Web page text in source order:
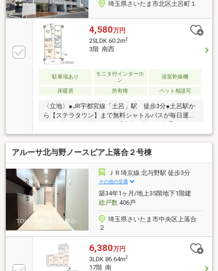
埼玉県さいたま市北区土呂町１
4,580万円
2SLDK 60.2m2
3階 南西
駐車場あり
モニタ付インターホ
ン
浴室乾燥機
床暖房 所有権 ペット相談可
〈立地〉●JR宇都宮線「土呂」駅 徒歩3分●土呂駅か
ら【ステラタウン】まで無料シャトルバスが毎日運
行！●複数路線利用可能な「大宮」駅まで直通3分●
小・中学校徒歩10分圏内〈マンション〉●安心のトリ
プルセキュリティ 高いセキュリティと優れた操作性
を持つハンズフリーの【Tebraキーシステム】採用●不
在時にも便利な宅配ボックス●ペット足洗い場あり
〈専有部分〉●大容量のWIC2つ●南西向き・前面建物
ないため、日当たり良好●食器洗い乾燥機付き●遮音性
やメンテナンス性に配慮した二重床・二重天井
アルーサ北与野ノースピア上落合２号棟
ＪＲ埼京線 北与野駅 徒歩3分
その他の交通
築34年1ヶ月/地上35階地下1階建
総戸数406戸
埼玉県さいたま市中央区上落合
２
6,380万円
3LDK 86.64m2
17階 南